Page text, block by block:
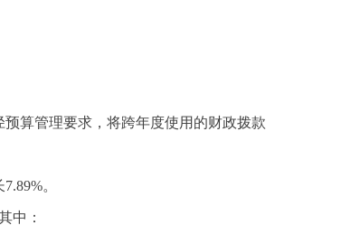
预算管理要求，将跨年度使用的财政拨款
。
中：